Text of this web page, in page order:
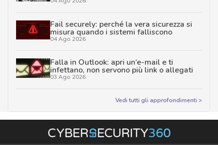
Fail securely: perché la vera sicurezza si
misura quando i sistemi falliscono
04 Ago 2026
Falla in Outlook: apri un’e-mail e ti
infettano, non servono più link o allegati
03 Ago 2026
Vedi tutti gli approfondimenti >